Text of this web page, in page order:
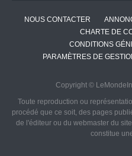
NOUS CONTACTER
CHARTE DE
CONDITIONS
PARAMÈTRES DE
Copyright ©
Toute reproduction ou
procédé que ce soit, des pages
de l'éditeur ou du webmaster du
constitue